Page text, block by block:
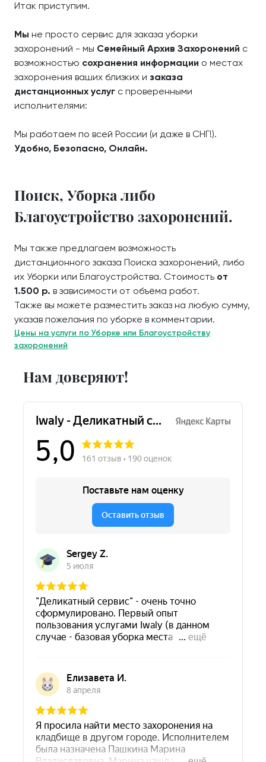
Итак приступим.
Мы не просто сервис для заказа уборки
захоронений - мы Семейный Архив Захоронений с
возможностью сохранения информации о местах
захоронения ваших близких и заказа
дистанционных услуг с проверенными
исполнителями:
Мы работаем по всей России (и даже в СНГ!).
Удобно, Безопасно, Онлайн.
Поиск, Уборка либо
Благоустройство захоронений.
Мы также предлагаем возможность
дистанционного заказа Поиска захоронений, либо
их Уборки или Благоустройства. Стоимость от
1.500 р. в зависимости от объёма работ.
Также вы можете разместить заказ на любую сумму,
указав пожелания по уборке в комментарии.
Цены на услуги по Уборке или Благоустройству
захоронений
Нам доверяют!